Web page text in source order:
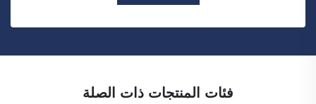
فئات المنتجات ذات الصلة